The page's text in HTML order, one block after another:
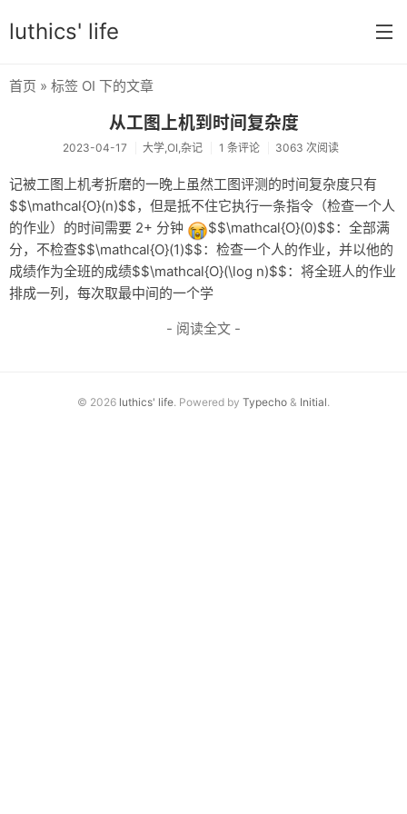
luthics' life
分类
学习
编程
大学
搞机
OI
首页 » 标签 OI 下的文章
从工图上机到时间复杂度
2023-04-17 大学,OI,杂记 1 条评论 3063 次阅读
记被工图上机考折磨的一晚上虽然工图评测的时间复杂度只有
$$\mathcal{O}(n)$$，但是抵不住它执行一条指令（检查一个人
的作业）的时间需要 2+ 分钟
$$\mathcal{O}(0)$$：全部满
分，不检查$$\mathcal{O}(1)$$：检查一个人的作业，并以他的
成绩作为全班的成绩$$\mathcal{O}(\log n)$$：将全班人的作业
排成一列，每次取最中间的一个学
- 阅读全文 -
© 2026 luthics' life. Powered by Typecho & Initial.